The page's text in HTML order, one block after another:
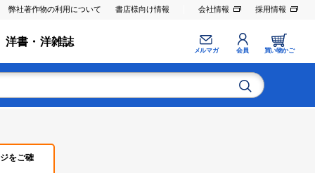
弊社著作物の利用について 書店様向け情報 会社情報 採用情報
洋書・洋雑誌
メルマガ 会員 買い物かご
をご確